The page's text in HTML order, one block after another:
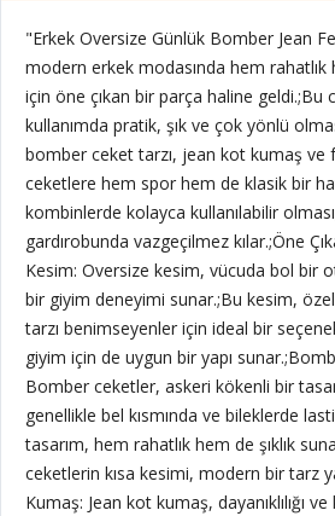
"Erkek Oversize Günlük Bomber Jean
modern erkek modasında hem rahatlık
için öne çıkan bir parça haline geldi.;Bu
kullanımda pratik, şık ve çok yönlü
bomber ceket tarzı, jean kot kumaş ve
ceketlere hem spor hem de klasik bir
kombinlerde kolayca kullanılabilir
gardırobunda vazgeçilmez kılar.;Öne
Kesim: Oversize kesim, vücuda bol bir
bir giyim deneyimi sunar.;Bu kesim,
tarzı benimseyenler için ideal bir
giyim için de uygun bir yapı
Bomber ceketler, askeri kökenli bir
genellikle bel kısmında ve bileklerde
tasarım, hem rahatlık hem de şıklık
ceketlerin kısa kesimi, modern bir tarz
Kumaş: Jean kot kumaş, dayanıklılığı